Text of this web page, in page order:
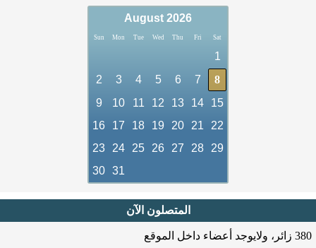
August 2026
Sun Mon Tue Wed Thu Fri Sat
1
2
3 4 5 6 7
8
9
10 11 12 13 14
15
16
17 18 19 20 21
22
23
24 25 26 27 28
29
30 31
المتصلون اﻵن
380 زائر، ولايوجد أعضاء داخل الموقع